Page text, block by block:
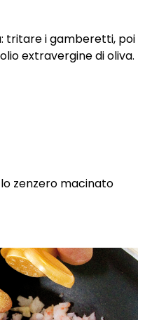
tritare i gamberetti, poi
extravergine di oliva.
zenzero macinato